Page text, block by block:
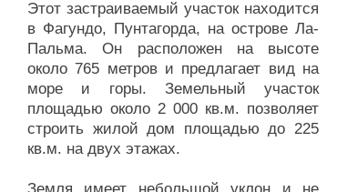
Этот застраиваемый участок находится
в Фагундо, Пунтагорда, на острове Ла-
Пальма. Он расположен на высоте
около 765 метров и предлагает вид на
море и горы. Земельный участок
площадью около 2 000 кв.м. позволяет
строить жилой дом площадью до 225
кв.м. на двух этажах.
Земля имеет небольшой уклон и не